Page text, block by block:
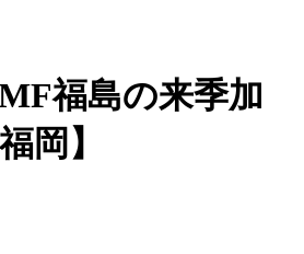
福島の来季加
岡】